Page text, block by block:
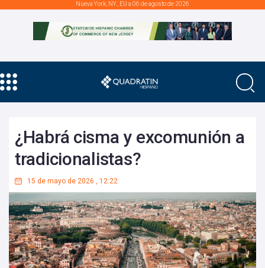
Nueva York, NY., EU a 06 de agosto de 2026
¿Habrá cisma y excomunión a
tradicionalistas?
15 de mayo de 2026 , 12:22